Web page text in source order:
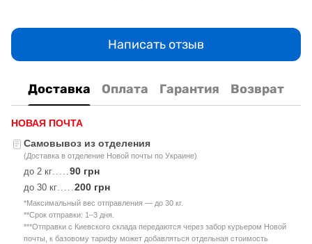
Написать отзыв
Доставка Оплата Гарантия Возврат
НОВАЯ ПОЧТА
Самовывоз из отделения
(Доставка в отделение Новой почты по Украине)
до 2 кг.....90 грн
до 30 кг.....200 грн
*Максимальный вес отправления — до 30 кг.
**Срок отправки: 1–3 дня.
***Отправки с Киевского склада передаются через забор курьером Новой
почты, к базовому тарифу может добавляться отдельная стоимость